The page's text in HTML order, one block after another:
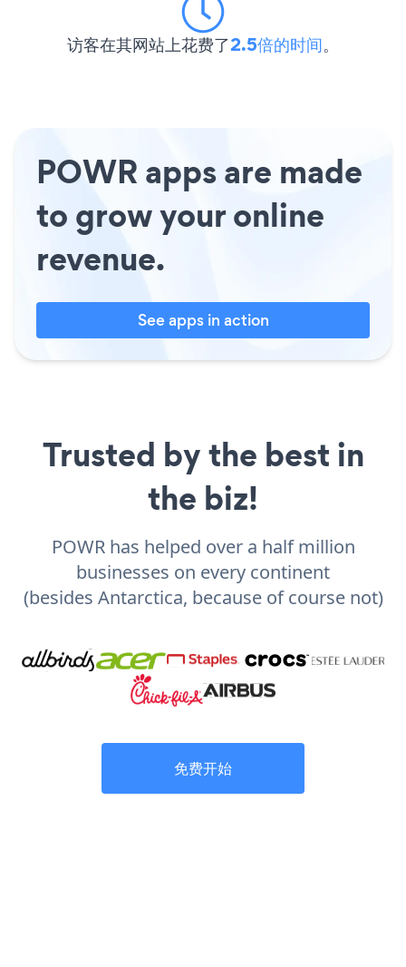
访客在其网站上花费了2.5倍的时间。
POWR apps are made
to grow your online
revenue.
See apps in action
Trusted by the best in
the biz!
POWR has helped over a half million
businesses on every continent
(besides Antarctica, because of course not)
免费开始